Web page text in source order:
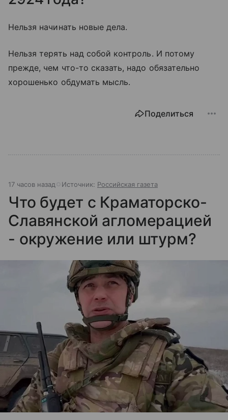
Нельзя начинать новые дела.
Нельзя терять над собой контроль. И потому
прежде, чем что-то сказать, надо обязательно
хорошенько обдумать мысль.
Поделиться
17 часов назад Источник: Российская газета
Что будет с Краматорско-
Славянской агломерацией
- окружение или штурм?